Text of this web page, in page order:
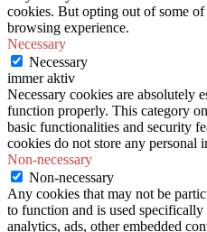
cookies. But opting out of some
browsing experience.
Necessary
Necessary
immer aktiv
Necessary cookies are absolutely
function properly. This category
basic functionalities and security
cookies do not store any personal
Non-necessary
Non-necessary
Any cookies that may not be
to function and is used
analytics, ads, other embedded